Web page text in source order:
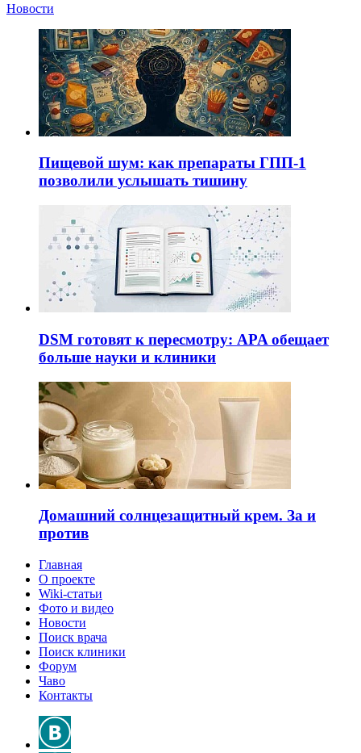
Новости
Пищевой шум: как препараты ГПП-1
позволили услышать тишину
DSM готовят к пересмотру: APA обещает
больше науки и клиники
Домашний солнцезащитный крем. За и
против
Главная
О проекте
Wiki-статьи
Фото и видео
Новости
Поиск врача
Поиск клиники
Форум
Чаво
Контакты